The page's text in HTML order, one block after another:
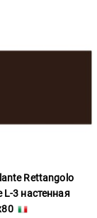
Rettangolo
L-3 настенная